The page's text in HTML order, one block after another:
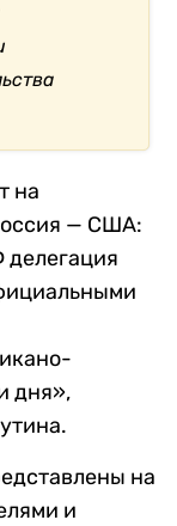
на
— США:
дня»,
на
и